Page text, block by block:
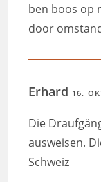
ben boos op
door
Erhard 16.
Die
ausweisen.
Schweiz